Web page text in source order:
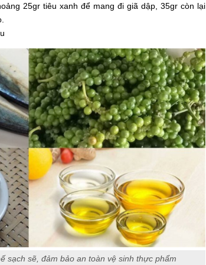
25gr tiêu xanh để mang đi giã dập, 35gr còn lại
sạch sẽ, đảm bảo an toàn vệ sinh thực phẩm